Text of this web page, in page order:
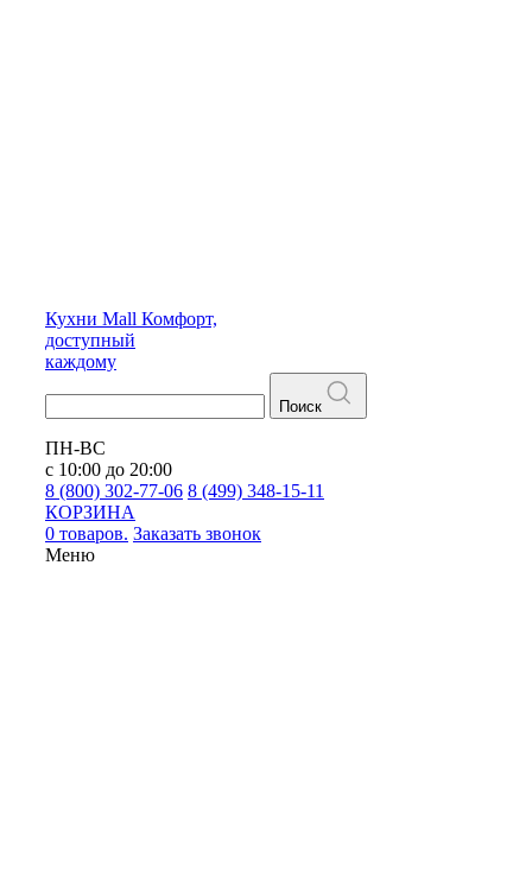
Кухни Mall Комфорт,
доступный
каждому
Поиск
ПН-ВС
с 10:00 до 20:00
8 (800) 302-77-06 8 (499) 348-15-11
КОРЗИНА
0 товаров. Заказать звонок
Меню